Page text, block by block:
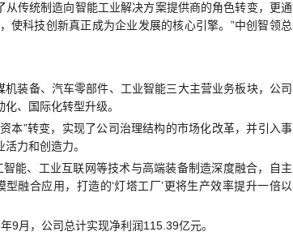
从传统制造向智能工业解决方案提供商的角色转变，更通
使科技创新真正成为企业发展的核心引擎。”中创智领总
装备、汽车零部件、工业智能三大主营业务板块，公司
、国际化转型升级。
本”转变，实现了公司治理结构的市场化改革，并引入事
力和创造力。
能、工业互联网等技术与高端装备制造深度融合，自主
融合应用，打造的‘灯塔工厂’更将生产效率提升一倍以
9月，公司总计实现净利润115.39亿元。